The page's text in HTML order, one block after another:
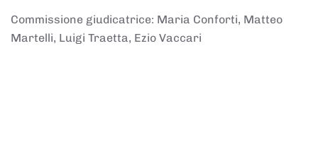
Commissione giudicatrice: Maria Conforti, Matteo
Martelli, Luigi Traetta, Ezio Vaccari